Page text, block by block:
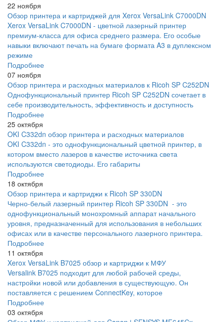
22 ноября
Обзор принтера и картриджей для Xerox VersaLink C7000DN
Xerox VersaLink C7000DN - цветной лазерный принтер
премиум-класса для офиса среднего размера. Его особые
навыки включают печать на бумаге формата A3 в дуплексном
режиме
Подробнее
07 ноября
Обзор принтера и расходных материалов к Ricoh SP C252DN
Однофункциональный принтер Ricoh SP C252DN сочетает в
себе производительность, эффективность и доступность
Подробнее
25 октября
OKI C332dn обзор принтера и расходных материалов
OKI C332dn - это однофункциональный цветной принтер, в
котором вместо лазеров в качестве источника света
используются светодиоды. Его габариты
Подробнее
18 октября
Обзор принтера и картриджи к Ricoh SP 330DN
Черно-белый лазерный принтер Ricoh SP 330DN - это
однофункциональный монохромный аппарат начального
уровня, предназначенный для использования в небольших
офисах или в качестве персонального лазерного принтера.
Подробнее
11 октября
Xerox VersaLink B7025 обзор и картриджи к МФУ
Versalink B7025 подходит для любой рабочей среды,
настройки новой или добавления в существующую. Он
поставляется с решением ConnectKey, которое
Подробнее
03 октября